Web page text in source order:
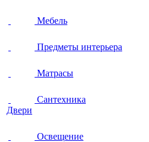
Мебель
Предметы интерьера
Матрасы
Сантехника
Двери
Освещение